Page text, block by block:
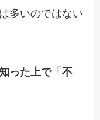
多いのではない
った上で「不